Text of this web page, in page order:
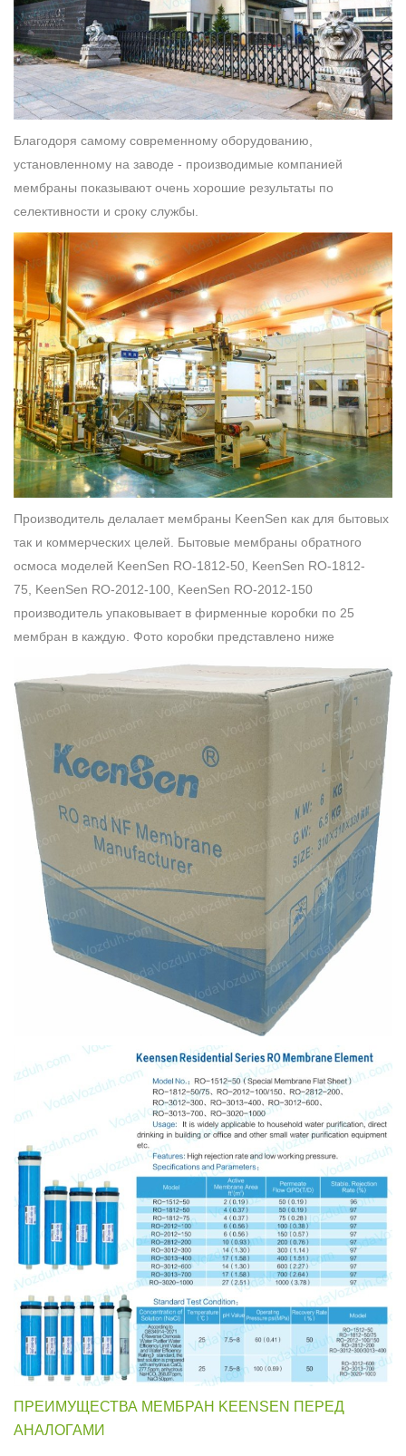
Благодоря самому современному оборудованию,
установленному на заводе - производимые компанией
мембраны показывают очень хорошие результаты по
селективности и сроку службы.
Производитель делалает мембраны KeenSen как для бытовых
так и коммерческих целей. Бытовые мембраны обратного
осмоса моделей KeenSen RO-1812-50, KeenSen RO-1812-
75, KeenSen RO-2012-100, KeenSen RO-2012-150
производитель упаковывает в фирменные коробки по 25
мембран в каждую. Фото коробки представлено ниже
ПРЕИМУЩЕСТВА МЕМБРАН KEENSEN ПЕРЕД
АНАЛОГАМИ